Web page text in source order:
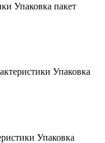
Упаковка пакет
Упаковка
Упаковка